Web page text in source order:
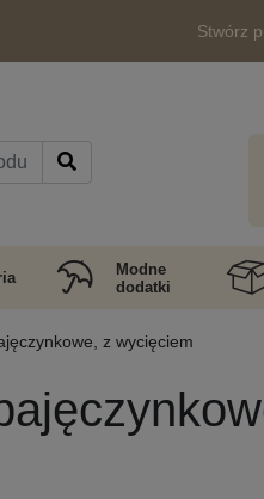
Stwórz
Modne
dodatki
z wycięciem